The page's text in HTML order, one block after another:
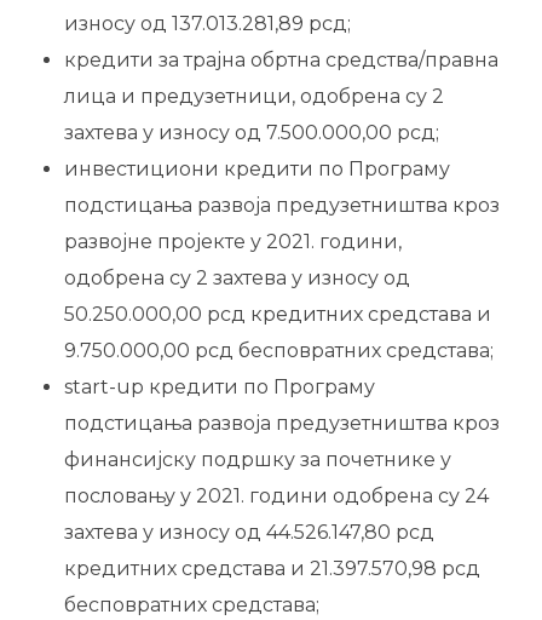
износу од 137.013.281,89 рсд;
кредити за трајна обртна средства/правна
лица и предузетници, одобрена су 2
захтева у износу од 7.500.000,00 рсд;
инвестициони кредити по Програму
подстицања развоја предузетништва кроз
развојне пројекте у 2021. години,
одобрена су 2 захтева у износу од
50.250.000,00 рсд кредитних средстава и
9.750.000,00 рсд бесповратних средстава;
start-up кредити по Програму
подстицања развоја предузетништва кроз
финансијску подршку за почетнике у
пословању у 2021. години одобрена су 24
захтева у износу од 44.526.147,80 рсд
кредитних средстава и 21.397.570,98 рсд
бесповратних средстава;